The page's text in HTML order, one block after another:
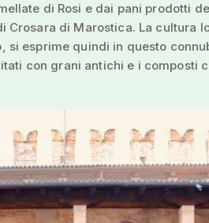
di Rosi e dai pani prodotti
Crosara di Marostica. La cultura
si esprime quindi in questo
con grani antichi e i composti